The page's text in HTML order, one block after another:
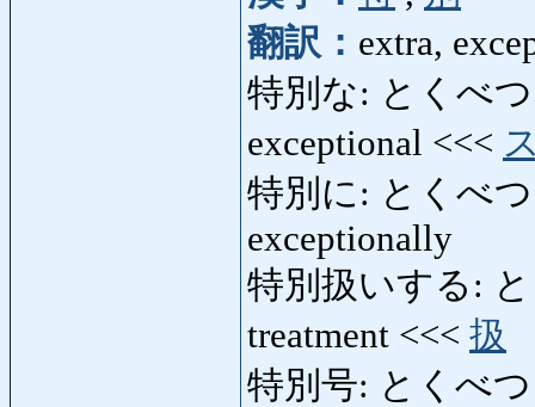
翻訳： extra,
特別な: とくべつ
exceptional <<<
特別に: とくべつ
exceptionally
特別扱いする:
treatment <<< 扱
特別号: とくべ